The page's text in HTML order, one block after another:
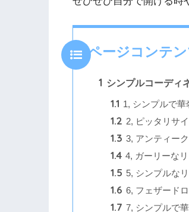
ページコンテ
1 シンプルコーディ
1.1 1, シンプルで華
1.2 2, ピッタリサ
1.3 3, アンティー
1.4 4, ガーリーな
1.5 5, シンプルな
1.6 6, フェザード
1.7 7, シンプルで